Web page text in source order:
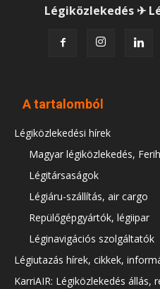
Légiközlekedés ✈
A tartalomból
Légiközlekedési hírek
Magyar légiközlekedés,
Légitársaságok
Légiáru-szállítás, air cargo
Repülőgépgyártók, légiipar
Léginavigációs szolgáltatók
Légiutazás hírek, cikkek,
KarriAIR: Légiközlekedés állás,